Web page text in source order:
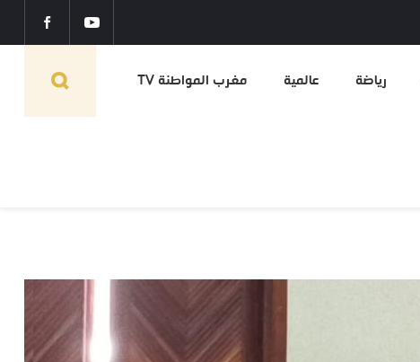
رياضة عالمية مغرب المواطنة TV